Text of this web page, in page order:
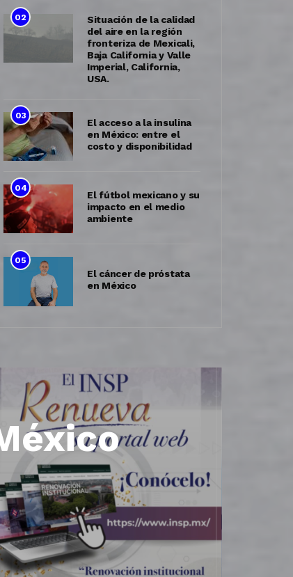
02
Situación de la calidad
del aire en la región
fronteriza de Mexicali,
Baja California y Valle
Imperial, California,
USA.
03
El acceso a la insulina
en México: entre el
costo y disponibilidad
04
El fútbol mexicano y su
impacto en el medio
ambiente
05
El cáncer de próstata
en México